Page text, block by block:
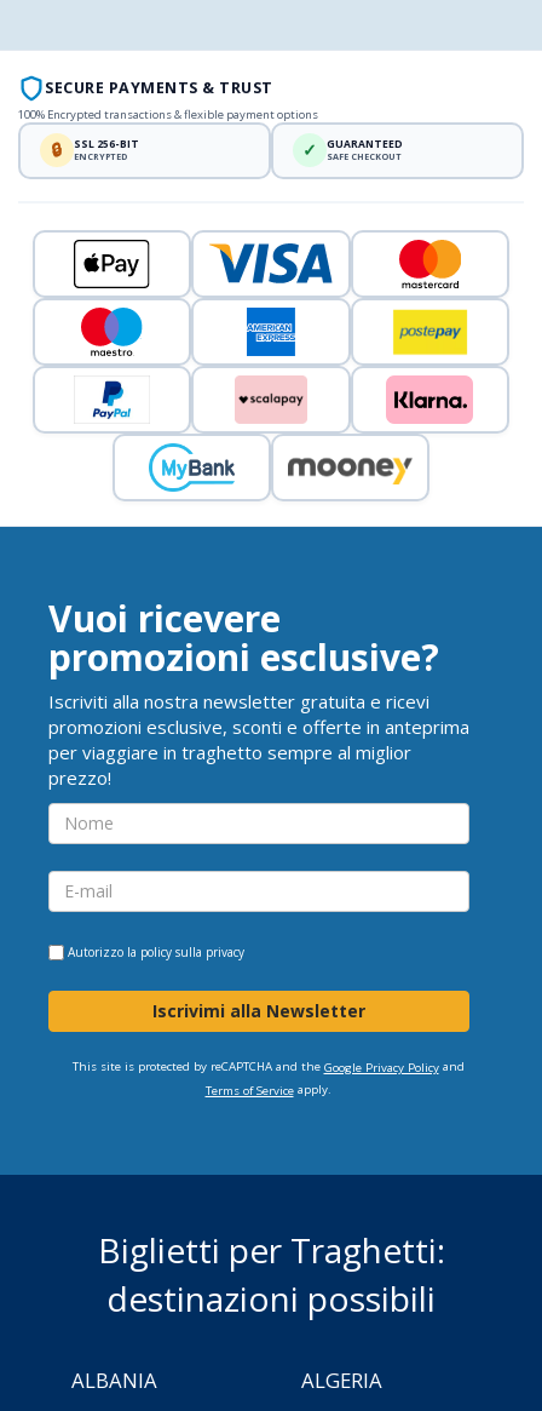
SECURE PAYMENTS & TRUST
100% Encrypted transactions & flexible payment options
🔒 SSL 256-BIT
ENCRYPTED ✓ GUARANTEED
SAFE CHECKOUT
Vuoi ricevere
promozioni esclusive?
Iscriviti alla nostra newsletter gratuita e ricevi
promozioni esclusive, sconti e offerte in anteprima
per viaggiare in traghetto sempre al miglior
prezzo!
Autorizzo la policy sulla privacy
Iscrivimi alla Newsletter
This site is protected by reCAPTCHA and the Google Privacy Policyand
Terms of Serviceapply.
Biglietti per Traghetti:
destinazioni possibili
ALBANIA
ALGERIA